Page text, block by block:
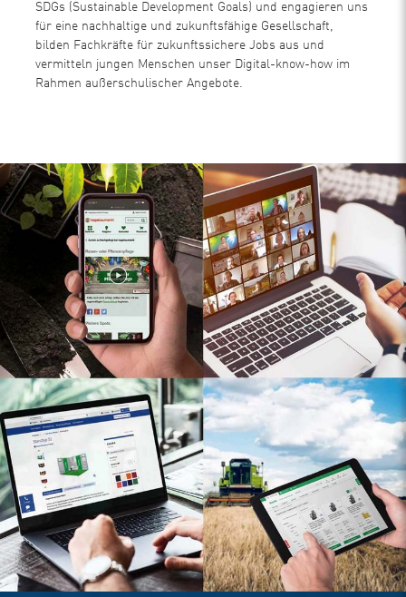
SDGs (Sustainable Development Goals) und engagieren uns
für eine nachhaltige und zukunftsfähige Gesellschaft,
bilden Fachkräfte für zukunftssichere Jobs aus und
vermitteln jungen Menschen unser Digital-know-how im
Rahmen außerschulischer Angebote.